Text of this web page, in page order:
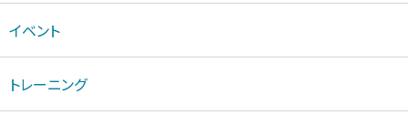
イベント
トレーニング